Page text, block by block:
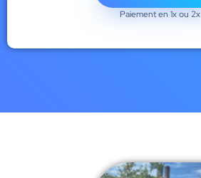
Paiement en 1x ou 2x